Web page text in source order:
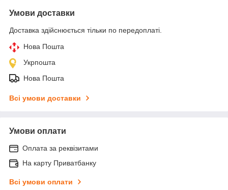
Умови доставки
Доставка здійснюється тільки по передоплаті.
Нова Пошта
Укрпошта
Нова Пошта
Всі умови доставки
Умови оплати
Оплата за реквізитами
На карту Приватбанку
Всі умови оплати